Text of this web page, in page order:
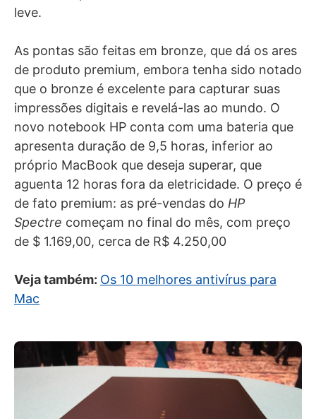
leve.
As pontas são feitas em bronze, que dá os ares
de produto premium, embora tenha sido notado
que o bronze é excelente para capturar suas
impressões digitais e revelá-las ao mundo. O
novo notebook HP conta com uma bateria que
apresenta duração de 9,5 horas, inferior ao
próprio MacBook que deseja superar, que
aguenta 12 horas fora da eletricidade. O preço é
de fato premium: as pré-vendas do HP
Spectre começam no final do mês, com preço
de $ 1.169,00, cerca de R$ 4.250,00
Veja também: Os 10 melhores antivírus para
Mac